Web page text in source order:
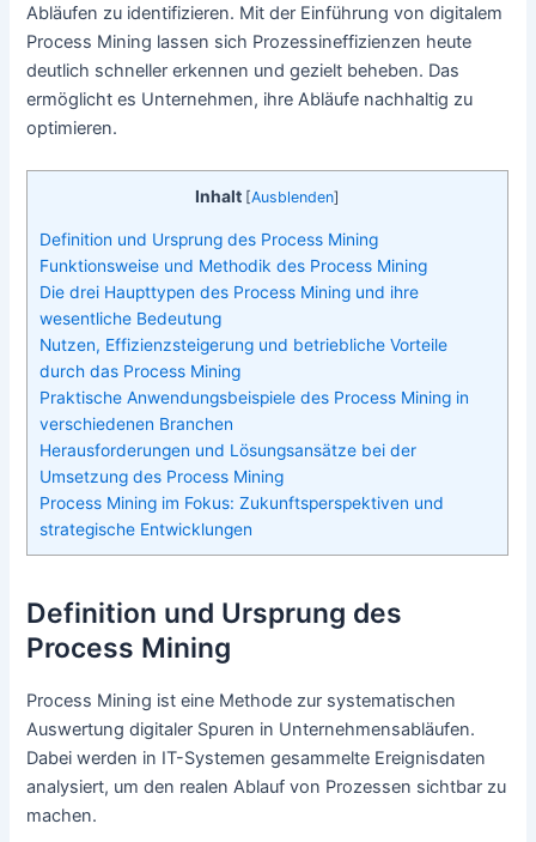
Abläufen zu identifizieren. Mit der Einführung von digitalem
Process Mining lassen sich Prozessineffizienzen heute
deutlich schneller erkennen und gezielt beheben. Das
ermöglicht es Unternehmen, ihre Abläufe nachhaltig zu
optimieren.
Inhalt [Ausblenden]
Definition und Ursprung des Process Mining
Funktionsweise und Methodik des Process Mining
Die drei Haupttypen des Process Mining und ihre
wesentliche Bedeutung
Nutzen, Effizienzsteigerung und betriebliche Vorteile
durch das Process Mining
Praktische Anwendungsbeispiele des Process Mining in
verschiedenen Branchen
Herausforderungen und Lösungsansätze bei der
Umsetzung des Process Mining
Process Mining im Fokus: Zukunftsperspektiven und
strategische Entwicklungen
Definition und Ursprung des
Process Mining
Process Mining ist eine Methode zur systematischen
Auswertung digitaler Spuren in Unternehmensabläufen.
Dabei werden in IT-Systemen gesammelte Ereignisdaten
analysiert, um den realen Ablauf von Prozessen sichtbar zu
machen.